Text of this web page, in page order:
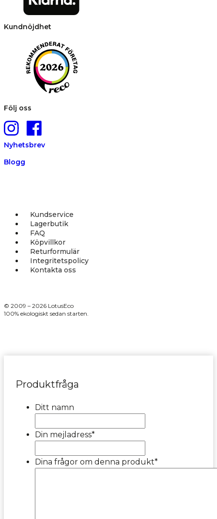
Kundnöjdhet
Följ oss
Nyhetsbrev
Blogg
Kundservice
Lagerbutik
FAQ
Köpvillkor
Returformulär
Integritetspolicy
Kontakta oss
© 2009 – 2026 LotusEco
100% ekologiskt sedan starten.
Produktfråga
Ditt namn
Din mejladress*
Dina frågor om denna produkt*